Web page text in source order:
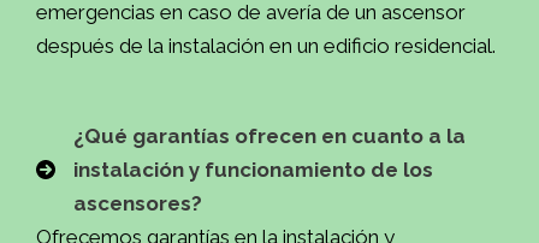
emergencias en caso de avería de un ascensor
después de la instalación en un edificio residencial.
¿Qué garantías ofrecen en cuanto a la
instalación y funcionamiento de los
ascensores?
Ofrecemos garantías en la instalación y